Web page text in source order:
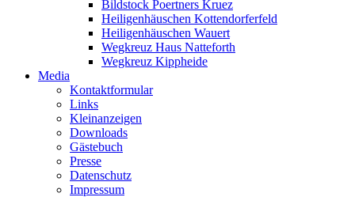
Bildstock Poertners Kruez
Heiligenhäuschen Kottendorferfeld
Heiligenhäuschen Wauert
Wegkreuz Haus Natteforth
Wegkreuz Kippheide
Media
Kontaktformular
Links
Kleinanzeigen
Downloads
Gästebuch
Presse
Datenschutz
Impressum